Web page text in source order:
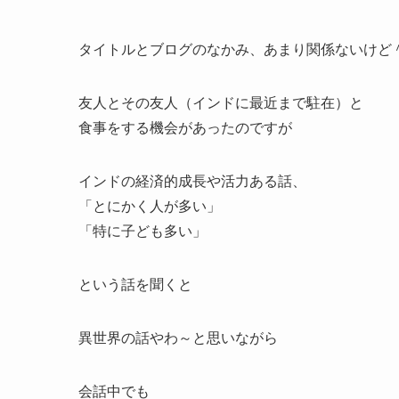
タイトルとブログのなかみ、あまり関係ないけど
友人とその友人（インドに最近まで駐在）と
食事をする機会があったのですが
インドの経済的成長や活力ある話、
「とにかく人が多い」
「特に子ども多い」
という話を聞くと
異世界の話やわ～と思いながら
会話中でも